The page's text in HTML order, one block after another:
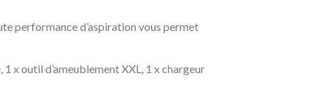
performance d’aspiration vous permet
x outil d’ameublement XXL, 1 x chargeur